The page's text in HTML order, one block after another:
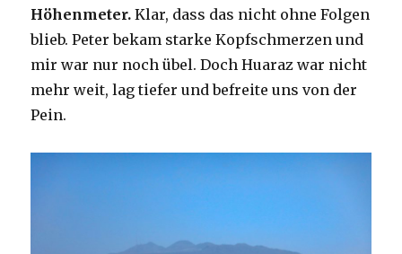
Höhenmeter. Klar, dass das nicht ohne Folgen
blieb. Peter bekam starke Kopfschmerzen und
mir war nur noch übel. Doch Huaraz war nicht
mehr weit, lag tiefer und befreite uns von der
Pein.